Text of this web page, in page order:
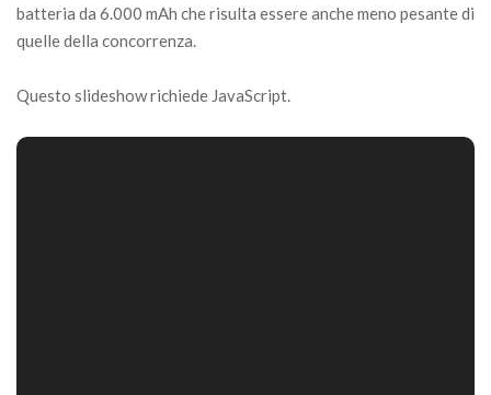
batteria da 6.000 mAh che risulta essere anche meno pesante di
quelle della concorrenza.
Questo slideshow richiede JavaScript.